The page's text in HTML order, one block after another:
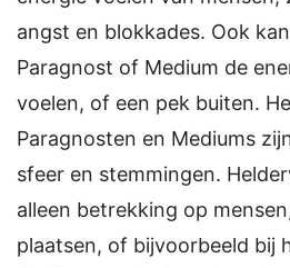
angst en blokkades. Ook
Paragnost of Medium de
voelen, of een pek buiten.
Paragnosten en Mediums
sfeer en stemmingen.
alleen betrekking op
plaatsen, of bijvoorbeeld bij